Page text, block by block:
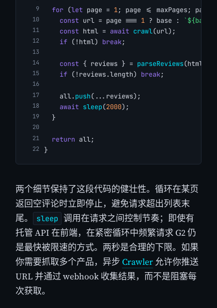
for (let page = 1 ; page <= maxPages;
const url = page === 1 ? base :
const html = await crawl(url);
if (!html) break;
const { reviews } = parseReviews(html);
if (!reviews.length) break;
    all.
push(...reviews);
await sleep(2000);
  }
return all;
}
两个细节保持了这段代码的健壮性。循环在某页
返回空评论时立即停止，避免请求超出列表末
尾。
sleep 调用在请求之间控制节奏；即使有
托管 API 在前端，在紧密循环中频繁请求 G2 仍
是最快被限速的方式。两秒是合理的下限。如果
你需要抓取多个产品，异步 Crawler允许你推送
URL 并通过 webhook 收集结果，而不是阻塞每
次获取。